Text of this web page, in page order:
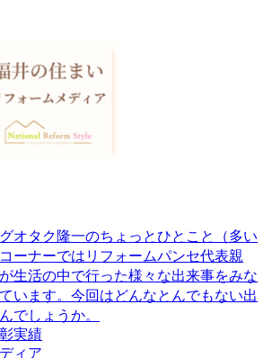
オタク隆一のちょっとひとこと（多い
ーナーではリフォームパンセ代表親
生活の中で行った様々な出来事をみな
います。今回はどんなとんでもない出
でしょうか。
実績
ィア